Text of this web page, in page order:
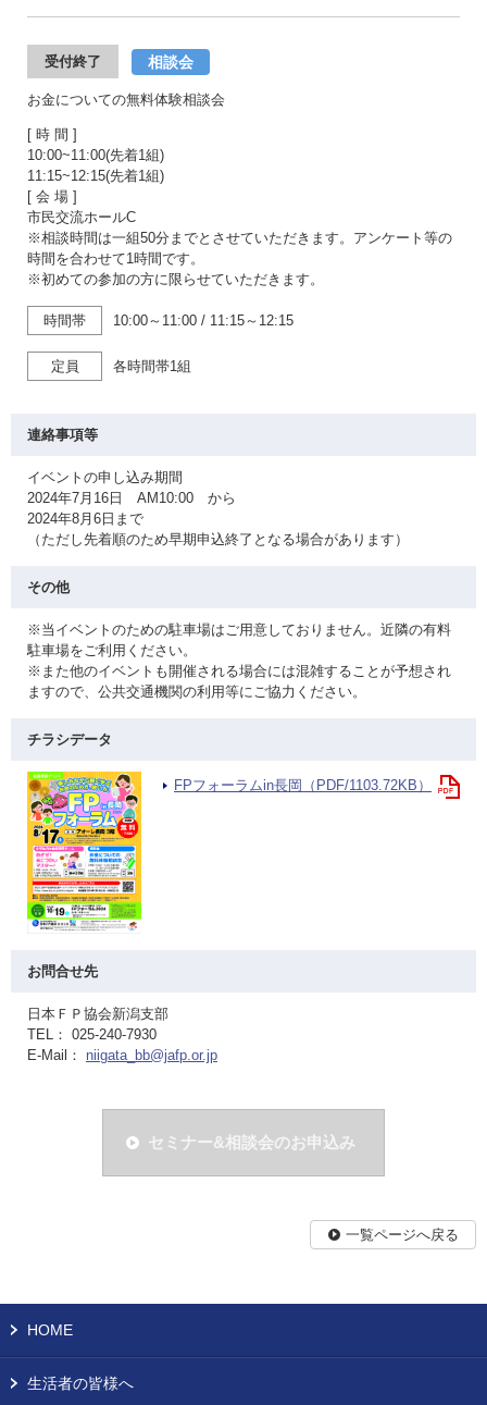
受付終了 相談会
お金についての無料体験相談会
[ 時 間 ]
10:00~11:00(先着1組)
11:15~12:15(先着1組)
[ 会 場 ]
市民交流ホールC
※相談時間は一組50分までとさせていただきます。アンケート等の
時間を合わせて1時間です。
※初めての参加の方に限らせていただきます。
時間帯 10:00～11:00 / 11:15～12:15
定員 各時間帯1組
連絡事項等
イベントの申し込み期間
2024年7月16日 AM10:00 から
2024年8月6日まで
（ただし先着順のため早期申込終了となる場合があります）
その他
※当イベントのための駐車場はご用意しておりません。近隣の有料
駐車場をご利用ください。
※また他のイベントも開催される場合には混雑することが予想され
ますので、公共交通機関の利用等にご協力ください。
チラシデータ
FPフォーラムin長岡（PDF/1103.72KB）
お問合せ先
日本ＦＰ協会新潟支部
TEL： 025-240-7930
E-Mail： niigata_bb@jafp.or.jp
セミナー&相談会のお申込み
一覧ページへ戻る
HOME
生活者の皆様へ